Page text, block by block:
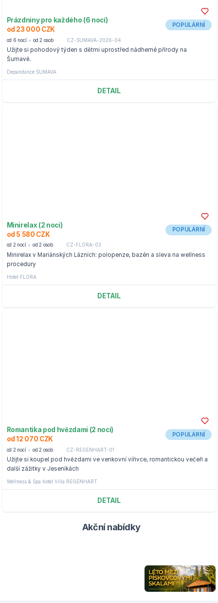
Prázdniny pro každého (6 nocí)
od 23 000 CZK
POPULÁRNÍ
od 6 nocí od 2 osob CZ-SUMAVA-2026-04
Užijte si pohodový týden s dětmi uprostřed nádherné přírody na
Šumavě.
Depandance ŠUMAVA
DETAIL
Minirelax (2 noci)
od 5 580 CZK
POPULÁRNÍ
od 2 nocí od 2 osob CZ-FLORA-03
Minirelax v Mariánských Lázních: polopenze, bazén a sleva na wellness
procedury
Hotel FLORA
DETAIL
Romantika pod hvězdami (2 noci)
od 12 070 CZK
POPULÁRNÍ
od 2 nocí od 2 osob CZ-REGENHART-01
Užijte si koupel pod hvězdami ve venkovní vířivce, romantickou večeři a
další zážitky v Jeseníkách
Wellness & Spa hotel Villa REGENHART
DETAIL
Akční nabídky